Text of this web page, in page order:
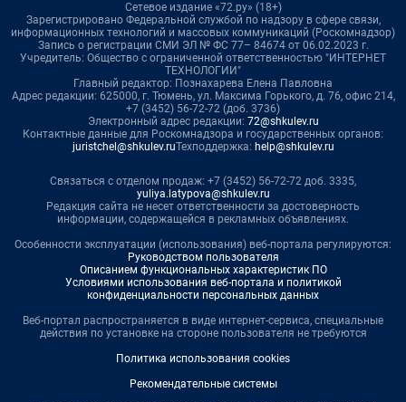
Сетевое издание «72.ру» (18+)
Зарегистрировано Федеральной службой по надзору в сфере связи,
информационных технологий и массовых коммуникаций (Роскомнадзор)
Запись о регистрации СМИ ЭЛ № ФС 77– 84674 от 06.02.2023 г.
Учредитель: Общество с ограниченной ответственностью "ИНТЕРНЕТ
ТЕХНОЛОГИИ"
Главный редактор: Познахарева Елена Павловна
Адрес редакции: 625000, г. Тюмень, ул. Максима Горького, д. 76, офис 214,
+7 (3452) 56-72-72 (доб. 3736)
Электронный адрес редакции: 72@shkulev.ru
Контактные данные для Роскомнадзора и государственных органов:
juristchel@shkulev.ruТехподдержка: help@shkulev.ru
Связаться с отделом продаж: +7 (3452) 56-72-72 доб. 3335,
yuliya.latypova@shkulev.ru
Редакция сайта не несет ответственности за достоверность
информации, содержащейся в рекламных объявлениях.
Особенности эксплуатации (использования) веб-портала регулируются:
Руководством пользователя
Описанием функциональных характеристик ПО
Условиями использования веб-портала и политикой
конфиденциальности персональных данных
Веб-портал распространяется в виде интернет-сервиса, специальные
действия по установке на стороне пользователя не требуются
Политика использования cookies
Рекомендательные системы